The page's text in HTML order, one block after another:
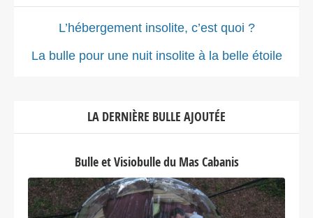
L’hébergement insolite, c’est quoi ?
La bulle pour une nuit insolite à la belle étoile
LA DERNIÈRE BULLE AJOUTÉE
Bulle et Visiobulle du Mas Cabanis